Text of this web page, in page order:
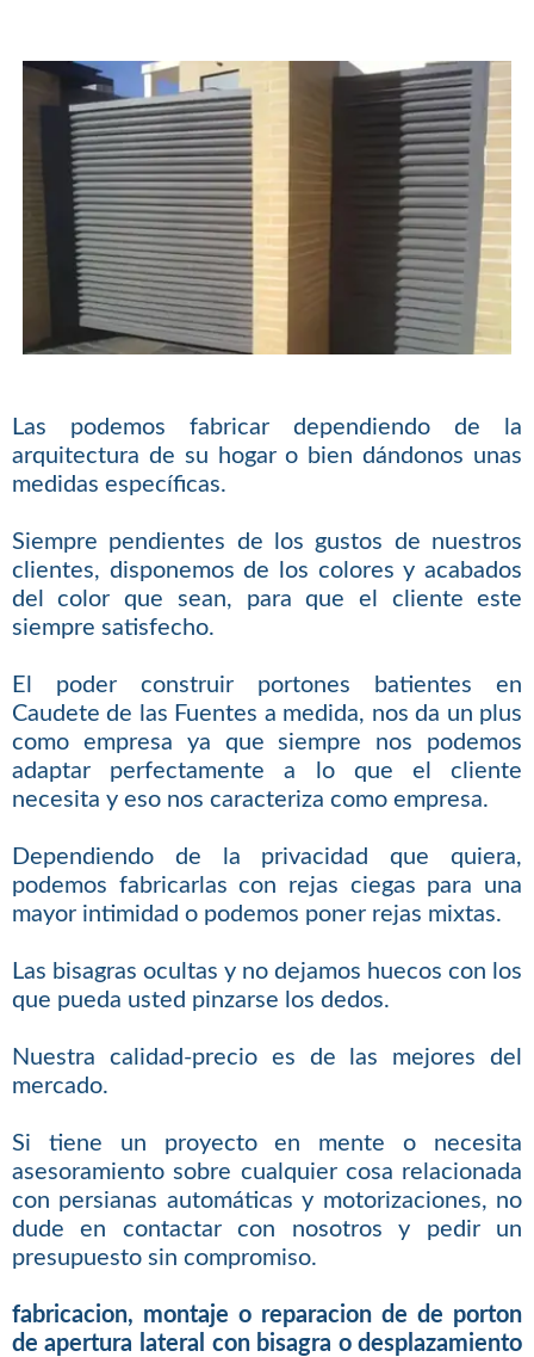
Las podemos fabricar dependiendo de la
arquitectura de su hogar o bien dándonos unas
medidas específicas.
Siempre pendientes de los gustos de nuestros
clientes, disponemos de los colores y acabados
del color que sean, para que el cliente este
siempre satisfecho.
El poder construir portones batientes en
Caudete de las Fuentes a medida, nos da un plus
como empresa ya que siempre nos podemos
adaptar perfectamente a lo que el cliente
necesita y eso nos caracteriza como empresa.
Dependiendo de la privacidad que quiera,
podemos fabricarlas con rejas ciegas para una
mayor intimidad o podemos poner rejas mixtas.
Las bisagras ocultas y no dejamos huecos con los
que pueda usted pinzarse los dedos.
Nuestra calidad-precio es de las mejores del
mercado.
Si tiene un proyecto en mente o necesita
asesoramiento sobre cualquier cosa relacionada
con persianas automáticas y motorizaciones, no
dude en contactar con nosotros y pedir un
presupuesto sin compromiso.
fabricacion, montaje o reparacion de de porton
de apertura lateral con bisagra o desplazamiento